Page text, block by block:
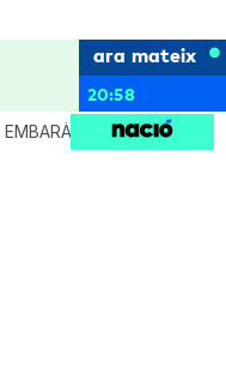
ara mateix
20:58
EMBARÀS CRIANÇA